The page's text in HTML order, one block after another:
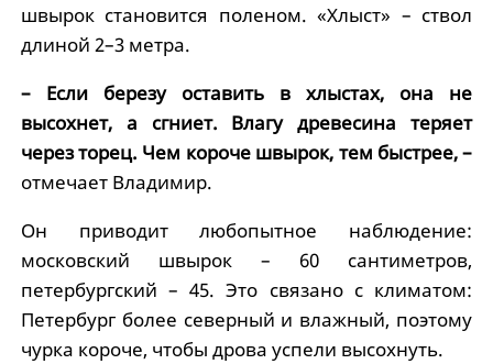
швырок становится поленом. «Хлыст» – ствол
длиной 2–3 метра.
– Если березу оставить в хлыстах, она не
высохнет, а сгниет. Влагу древесина теряет
через торец. Чем короче швырок, тем быстрее, –
отмечает Владимир.
Он приводит любопытное наблюдение:
московский швырок – 60 сантиметров,
петербургский – 45. Это связано с климатом:
Петербург более северный и влажный, поэтому
чурка короче, чтобы дрова успели высохнуть.